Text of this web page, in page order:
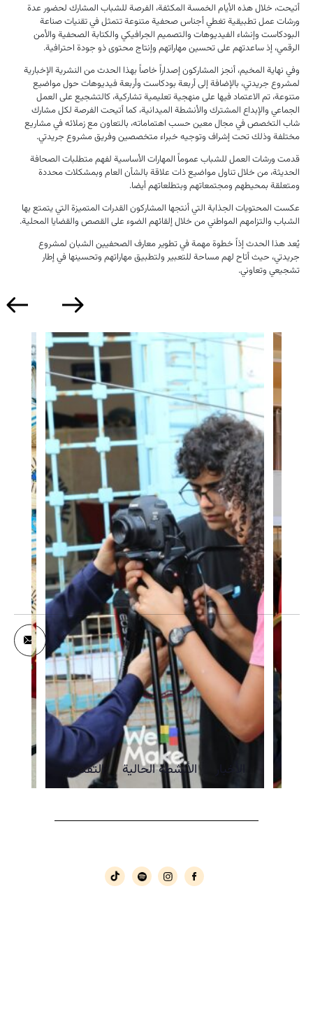
أتيحت، خلال هذه الأيام الخمسة المكثفة، الفرصة للشباب المشارك لحضور عدة
ورشات عمل تطبيقية تغطي أجناس صحفية متنوعة تتمثل في تقنيات صناعة
البودكاست وإنشاء الفيديوهات والتصميم الجرافيكي والكتابة الصحفية والأمن
الرقمي، إذ ساعدتهم على تحسين مهاراتهم وإنتاج محتوى ذو جودة احترافية.
وفي نهاية المخيم، أنجز المشاركون إصداراً خاصاً بهذا الحدث من النشرية الإخبارية
لمشروع جريدتي، بالإضافة إلى أربعة بودكاست وأربعة فيديوهات حول مواضيع
متنوعة، تم الاعتماد فيها على منهجية تعليمية تشاركية، كالتشجيع على العمل
الجماعي والإبداع المشترك والأنشطة الميدانية، كما أتيحت الفرصة لكل مشارك
شاب التخصص في مجال معين حسب اهتماماته، بالتعاون مع زملائه في مشاريع
مختلفة وذلك تحت إشراف وتوجيه خبراء متخصصين وفريق مشروع جريدتي.
قدمت ورشات العمل للشباب عموماً المهارات الأساسية لفهم متطلبات الصحافة
الحديثة، من خلال تناول مواضيع ذات علاقة بالشأن العام وبمشكلات محددة
ومتعلقة بمحيطهم ومجتمعاتهم وبتطلعاتهم أيضا.
عكست المحتويات الجذابة التي أنتجها المشاركون القدرات المتميزة التي يتمتع بها
الشباب والتزامهم المواطني من خلال إلقائهم الضوء على القصص والقضايا المحلية.
يُعد هذا الحدث إذاً خطوة مهمة في تطوير معارف الصحفيين الشبان لمشروع
جريدتي، حيث أتاح لهم مساحة للتعبير ولتطبيق مهاراتهم وتحسينها في إطار
تشجيعي وتعاوني.
الأخبار الأنشطة الحالية التقديم